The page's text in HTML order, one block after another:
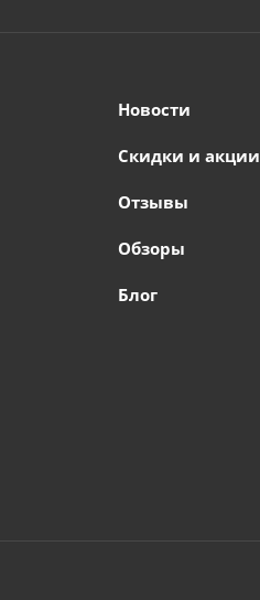
Новости
Скидки и акции
Отзывы
Обзоры
Блог